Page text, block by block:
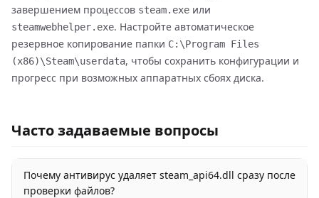
завершением процессов steam.exe или
steamwebhelper.exe. Настройте автоматическое
резервное копирование папки C:\Program Files
(x86)\Steam\userdata, чтобы сохранить конфигурации и
прогресс при возможных аппаратных сбоях диска.
Часто задаваемые вопросы
Почему антивирус удаляет steam_api64.dll сразу после
проверки файлов?